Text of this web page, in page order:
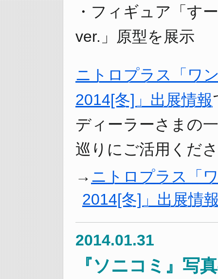
・フィギュア「す
ver.」原型を展示
ニトロプラス「ワ
2014[冬]」出展情報
ディーラーさまの
巡りにご活用くだ
ニトロプラス「
2014[冬]」出展情
2014.01.31
『ソニコミ』写